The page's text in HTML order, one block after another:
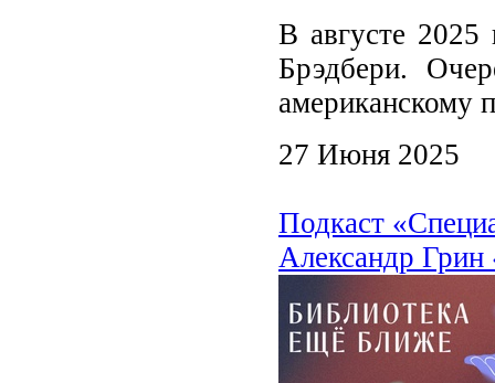
В августе 2025
Брэдбери.
американскому
27 Июня 2025
Подкаст
Александр